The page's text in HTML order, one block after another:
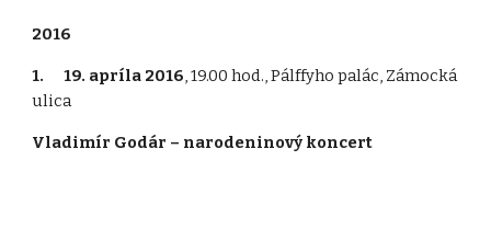
2016
1. 19. apríla 2016, 19.00 hod., Pálffyho palác, Zámocká
ulica
Vladimír Godár – narodeninový koncert